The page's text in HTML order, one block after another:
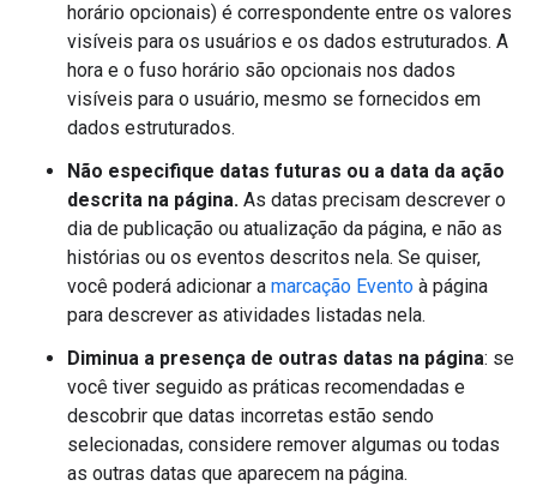
horário opcionais) é correspondente entre os valores
visíveis para os usuários e os dados estruturados. A
hora e o fuso horário são opcionais nos dados
visíveis para o usuário, mesmo se fornecidos em
dados estruturados.
Não especifique datas futuras ou a data da ação
descrita na página. As datas precisam descrever o
dia de publicação ou atualização da página, e não as
histórias ou os eventos descritos nela. Se quiser,
você poderá adicionar a marcação Evento à página
para descrever as atividades listadas nela.
Diminua a presença de outras datas na página: se
você tiver seguido as práticas recomendadas e
descobrir que datas incorretas estão sendo
selecionadas, considere remover algumas ou todas
as outras datas que aparecem na página.